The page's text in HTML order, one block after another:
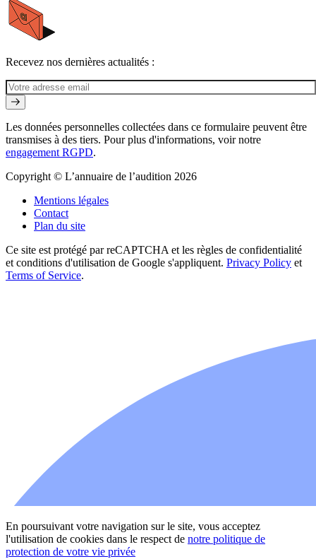
Recevez nos dernières actualités :
Les données personnelles collectées dans ce formulaire peuvent être
transmises à des tiers. Pour plus d'informations, voir notre
engagement RGPD.
Copyright © L’annuaire de l’audition 2026
Mentions légales
Contact
Plan du site
Ce site est protégé par reCAPTCHA et les règles de confidentialité
et conditions d'utilisation de Google s'appliquent. Privacy Policy et
Terms of Service.
En poursuivant votre navigation sur le site, vous acceptez
l'utilisation de cookies dans le respect de notre politique de
protection de votre vie privée